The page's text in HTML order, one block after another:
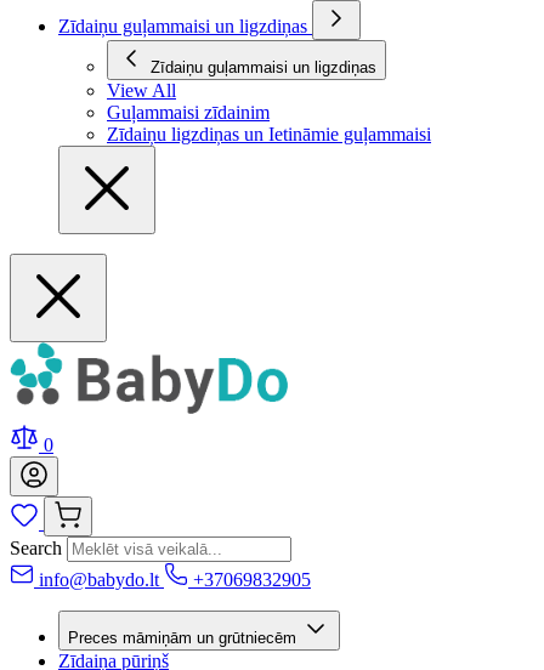
Zīdaiņu guļammaisi un ligzdiņas
Zīdaiņu guļammaisi un ligzdiņas
View All
Guļammaisi zīdainim
Zīdaiņu ligzdiņas un Ietināmie guļammaisi
0
Search
info@babydo.lt
+37069832905
Preces māmiņām un grūtniecēm
Zīdaiņa pūriņš